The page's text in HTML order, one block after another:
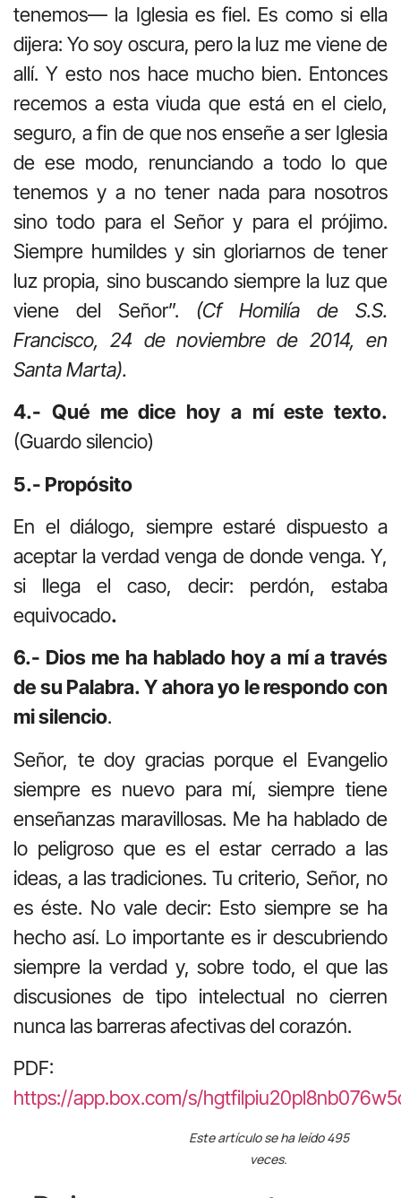
tenemos— la Iglesia es fiel. Es como si ella
dijera: Yo soy oscura, pero la luz me viene de
allí. Y esto nos hace mucho bien. Entonces
recemos a esta viuda que está en el cielo,
seguro, a fin de que nos enseñe a ser Iglesia
de ese modo, renunciando a todo lo que
tenemos y a no tener nada para nosotros
sino todo para el Señor y para el prójimo.
Siempre humildes y sin gloriarnos de tener
luz propia, sino buscando siempre la luz que
viene del Señor”. (Cf Homilía de S.S.
Francisco, 24 de noviembre de 2014, en
Santa Marta).
4.- Qué me dice hoy a mí este texto.
(Guardo silencio)
5.- Propósito
En el diálogo, siempre estaré dispuesto a
aceptar la verdad venga de donde venga. Y,
si llega el caso, decir: perdón, estaba
equivocado.
6.- Dios me ha hablado hoy a mí a través
de su Palabra. Y ahora yo le respondo con
mi silencio.
Señor, te doy gracias porque el Evangelio
siempre es nuevo para mí, siempre tiene
enseñanzas maravillosas. Me ha hablado de
lo peligroso que es el estar cerrado a las
ideas, a las tradiciones. Tu criterio, Señor, no
es éste. No vale decir: Esto siempre se ha
hecho así. Lo importante es ir descubriendo
siempre la verdad y, sobre todo, el que las
discusiones de tipo intelectual no cierren
nunca las barreras afectivas del corazón.
PDF:
https://app.box.com/s/
Este artículo se ha leído 495
veces.